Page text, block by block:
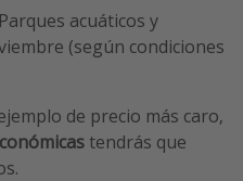
acuáticos y
(según condiciones
de precio más caro,
tendrás que